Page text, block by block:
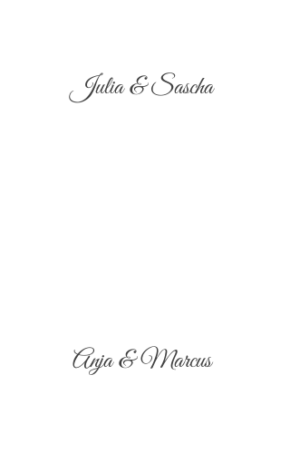
Julia & Sascha
Anja & Marcus